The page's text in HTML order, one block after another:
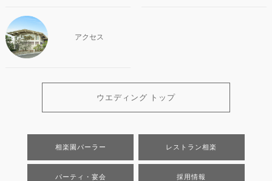
アクセス
ウエディング トップ
相楽園パーラー レストラン相楽
パーティ・宴会 採用情報